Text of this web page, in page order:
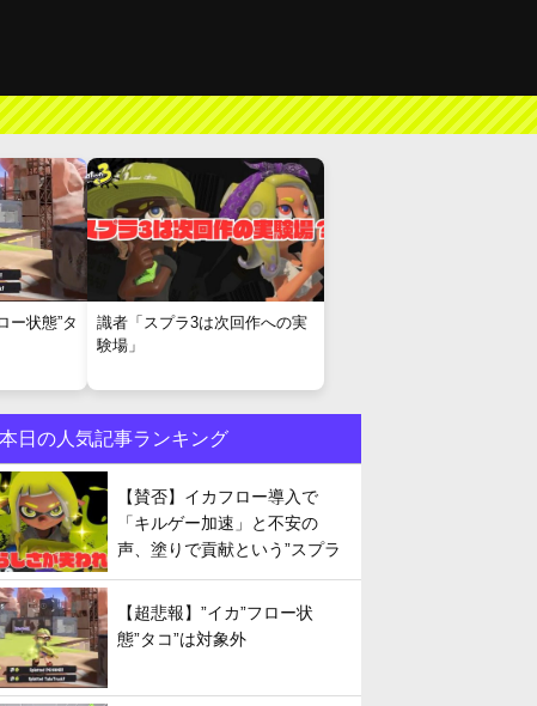
ー状態”タ
識者「スプラ3は次回作への実
験場」
本日の人気記事ランキング
【賛否】イカフロー導入で
「キルゲー加速」と不安の
声、塗りで貢献という”スプラ
らしさ”は失われてしまうのか
【超悲報】”イカ”フロー状
態”タコ”は対象外